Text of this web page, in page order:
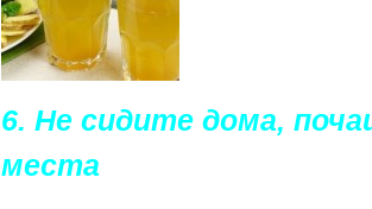
6. Не сидите дома,
места